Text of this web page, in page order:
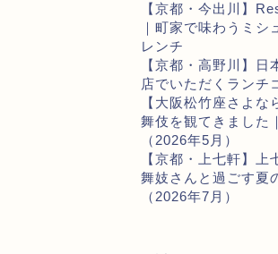
【京都・今出川】
｜町家で味わうミシ
レンチ
【京都・高野川】
店でいただくランチ
【大阪松竹座さよ
舞伎を観てきました
（2026年5月）
【京都・上七軒】
舞妓さんと過ごす夏
（2026年7月）